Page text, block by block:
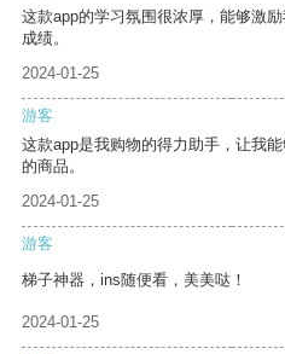
这款app的学习氛围很浓厚，能够激
成绩。
2024-01-25
游客
这款app是我购物的得力助手，让我
的商品。
2024-01-25
游客
梯子神器，ins随便看，美美哒！
2024-01-25